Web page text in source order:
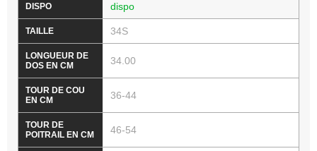
dispo
34S
34.00
36-44
46-54